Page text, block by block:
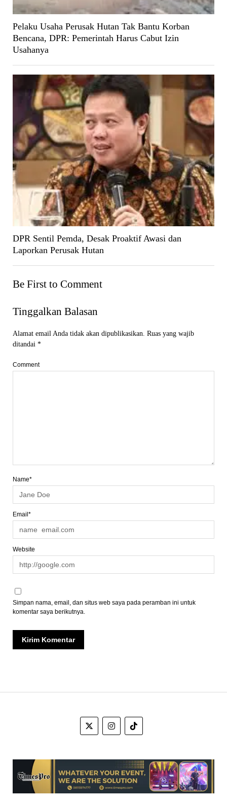
Pelaku Usaha Perusak Hutan Tak Bantu Korban
Bencana, DPR: Pemerintah Harus Cabut Izin
Usahanya
DPR Sentil Pemda, Desak Proaktif Awasi dan
Laporkan Perusak Hutan
Be First to Comment
Tinggalkan Balasan
Alamat email Anda tidak akan dipublikasikan. Ruas yang wajib
ditandai *
Comment
Name*
Email*
Website
Simpan nama, email, dan situs web saya pada peramban ini untuk
komentar saya berikutnya.